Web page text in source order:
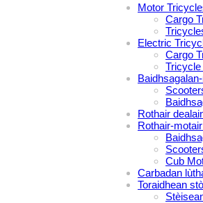
Motor
Cargo
Electric
Cargo
Rothair
Rothair-
Cub
Carbadan
Toraidhean